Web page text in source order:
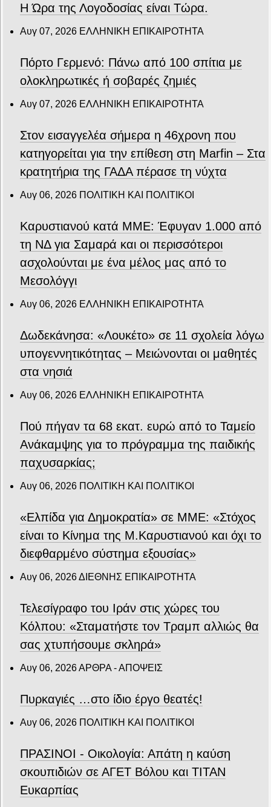
Η Ώρα της Λογοδοσίας είναι Τώρα.
Αυγ 07, 2026 ΕΛΛΗΝΙΚΗ ΕΠΙΚΑΙΡΟΤΗΤΑ
Πόρτο Γερμενό: Πάνω από 100 σπίτια με
ολοκληρωτικές ή σοβαρές ζημιές
Αυγ 07, 2026 ΕΛΛΗΝΙΚΗ ΕΠΙΚΑΙΡΟΤΗΤΑ
Στον εισαγγελέα σήμερα η 46χρονη που
κατηγορείται για την επίθεση στη Marfin – Στα
κρατητήρια της ΓΑΔΑ πέρασε τη νύχτα
Αυγ 06, 2026 ΠΟΛΙΤΙΚΗ ΚΑΙ ΠΟΛΙΤΙΚΟΙ
Καρυστιανού κατά ΜΜΕ: Έφυγαν 1.000 από
τη ΝΔ για Σαμαρά και οι περισσότεροι
ασχολούνται με ένα μέλος μας από το
Μεσολόγγι
Αυγ 06, 2026 ΕΛΛΗΝΙΚΗ ΕΠΙΚΑΙΡΟΤΗΤΑ
Δωδεκάνησα: «Λουκέτο» σε 11 σχολεία λόγω
υπογεννητικότητας – Μειώνονται οι μαθητές
στα νησιά
Αυγ 06, 2026 ΕΛΛΗΝΙΚΗ ΕΠΙΚΑΙΡΟΤΗΤΑ
Πού πήγαν τα 68 εκατ. ευρώ από το Ταμείο
Ανάκαμψης για το πρόγραμμα της παιδικής
παχυσαρκίας;
Αυγ 06, 2026 ΠΟΛΙΤΙΚΗ ΚΑΙ ΠΟΛΙΤΙΚΟΙ
«Ελπίδα για Δημοκρατία» σε ΜΜΕ: «Στόχος
είναι το Κίνημα της Μ.Καρυστιανού και όχι το
διεφθαρμένο σύστημα εξουσίας»
Αυγ 06, 2026ΔΙΕΘΝΗΣ ΕΠΙΚΑΙΡΟΤΗΤΑ
Τελεσίγραφο του Ιράν στις χώρες του
Κόλπου: «Σταματήστε τον Τραμπ αλλιώς θα
σας χτυπήσουμε σκληρά»
Αυγ 06, 2026ΑΡΘΡΑ - ΑΠΟΨΕΙΣ
Πυρκαγιές …στο ίδιο έργο θεατές!
Αυγ 06, 2026 ΠΟΛΙΤΙΚΗ ΚΑΙ ΠΟΛΙΤΙΚΟΙ
ΠΡΑΣΙΝΟΙ - Οικολογία: Απάτη η καύση
σκουπιδιών σε ΑΓΕΤ Βόλου και ΤΙΤΑΝ
Ευκαρπίας